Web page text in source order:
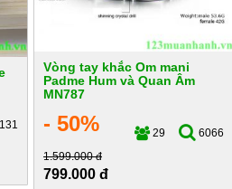
Vòng tay khắc Om mani
Padme Hum và Quan Âm
MN787
- 50% 29
6066
1.599.000 đ
799.000 đ